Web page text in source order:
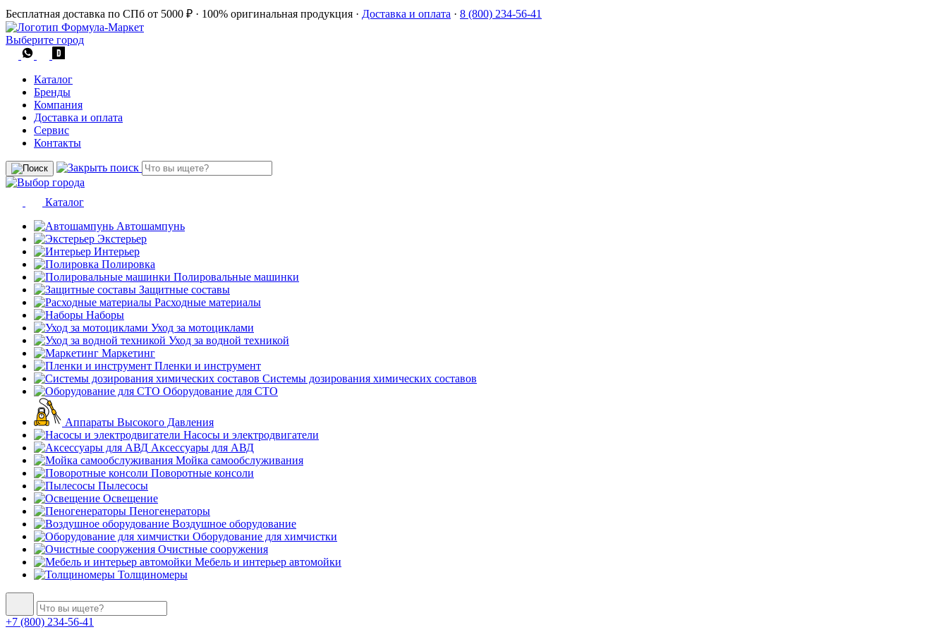
Бесплатная доставка по СПб от 5000 ₽ · 100% оригинальная продукция · Доставка и оплата · 8 (800) 234-56-41
Выберите город
Каталог
Бренды
Компания
Доставка и оплата
Сервис
Контакты
Каталог
Автошампунь
Экстерьер
Интерьер
Полировка
Полировальные машинки
Защитные составы
Расходные материалы
Наборы
Уход за мотоциклами
Уход за водной техникой
Маркетинг
Пленки и инструмент
Системы дозирования химических составов
Оборудование для СТО
Аппараты Высокого Давления
Насосы и электродвигатели
Аксессуары для АВД
Мойка самообслуживания
Поворотные консоли
Пылесосы
Освещение
Пеногенераторы
Воздушное оборудование
Оборудование для химчистки
Очистные сооружения
Мебель и интерьер автомойки
Толщиномеры
+7 (800) 234-56-41